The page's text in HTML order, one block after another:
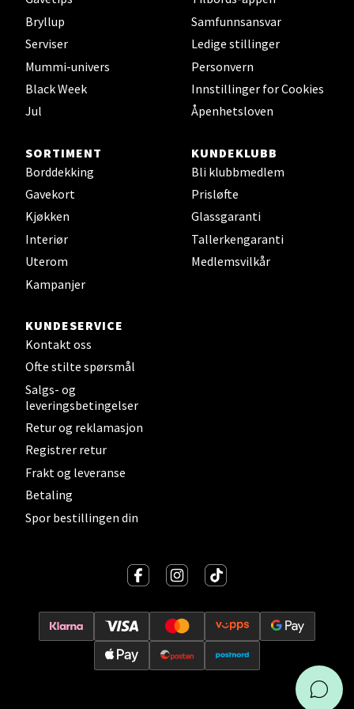
Bryllup
Serviser
Mummi-univers
Black Week
Jul
Samfunnsansvar
Ledige stillinger
Personvern
Innstillinger for Cookies
Åpenhetsloven
SORTIMENT
Borddekking
Gavekort
Kjøkken
Interiør
Uterom
Kampanjer
KUNDEKLUBB
Bli klubbmedlem
Prisløfte
Glassgaranti
Tallerkengaranti
Medlemsvilkår
KUNDESERVICE
Kontakt oss
Ofte stilte spørsmål
Salgs- og
leveringsbetingelser
Retur og reklamasjon
Registrer retur
Frakt og leveranse
Betaling
Spor bestillingen din
Fridtjof Nansensgate 22, 8622 Mo i Rana
Åpent i dag 09-19
0 i butikk
Velg
Ålesund - Thon Senter Moa
Langelandsvegen 25, 6010 Ålesund
Molde - Moldetorget
Torget 1, 6413 Molde
Åpent i dag 10-20
0 i butikk
Malmporten
Bolagsgata 1, 8514 Narvik